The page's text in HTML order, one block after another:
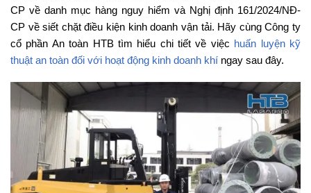
CP về danh mục hàng nguy hiểm và Nghị định 161/2024/NĐ-
CP về siết chặt điều kiện kinh doanh vận tải. Hãy cùng Công ty
cổ phần An toàn HTB tìm hiểu chi tiết về việc huấn luyện kỹ
thuật an toàn đối với hoạt động kinh doanh khí ngay sau đây.